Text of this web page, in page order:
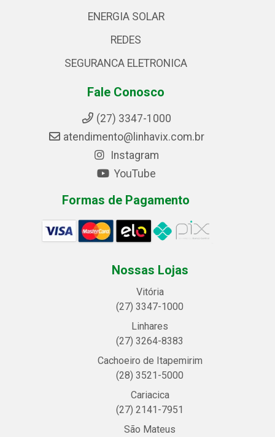
ENERGIA SOLAR
REDES
SEGURANCA ELETRONICA
Fale Conosco
(27) 3347-1000
atendimento@linhavix.com.br
Instagram
YouTube
Formas de Pagamento
Nossas Lojas
Vitória
(27) 3347-1000
Linhares
(27) 3264-8383
Cachoeiro de Itapemirim
(28) 3521-5000
Cariacica
(27) 2141-7951
São Mateus